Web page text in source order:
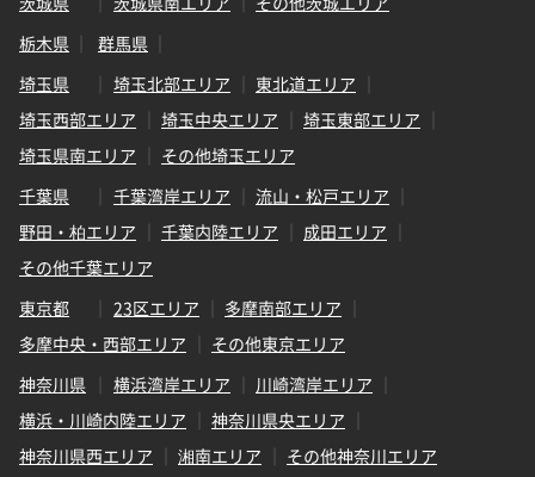
栃木県
群馬県
埼玉県
埼玉北部エリア
東北道エリア
埼玉西部エリア
埼玉中央エリア
埼玉東部エリア
埼玉県南エリア
その他埼玉エリア
千葉県
千葉湾岸エリア
流山・松戸エリア
野田・柏エリア
千葉内陸エリア
成田エリア
その他千葉エリア
東京都
23区エリア
多摩南部エリア
多摩中央・西部エリア
その他東京エリア
神奈川県
横浜湾岸エリア
川崎湾岸エリア
横浜・川崎内陸エリア
神奈川県央エリア
神奈川県西エリア
湘南エリア その他神奈川エリア